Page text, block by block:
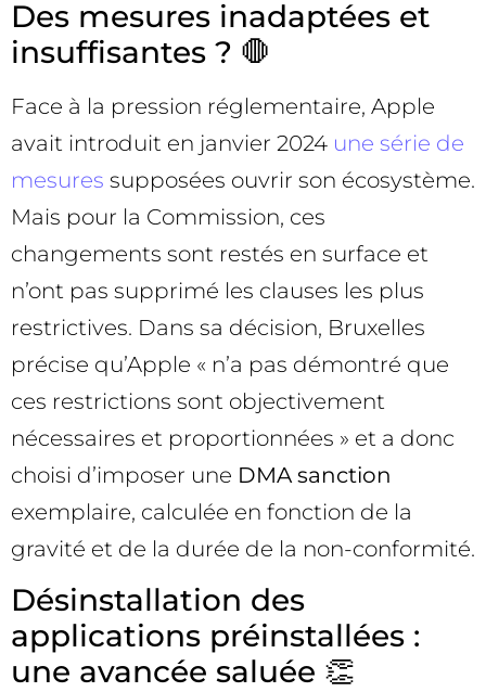
Des mesures inadaptées et
insuffisantes ? 🛑
Face à la pression réglementaire, Apple
avait introduit en janvier 2024 une série de
mesures supposées ouvrir son écosystème.
Mais pour la Commission, ces
changements sont restés en surface et
n’ont pas supprimé les clauses les plus
restrictives. Dans sa décision, Bruxelles
précise qu’Apple « n’a pas démontré que
ces restrictions sont objectivement
nécessaires et proportionnées » et a donc
choisi d’imposer une DMA sanction
exemplaire, calculée en fonction de la
gravité et de la durée de la non-conformité.
Désinstallation des
applications préinstallées :
une avancée saluée 👏